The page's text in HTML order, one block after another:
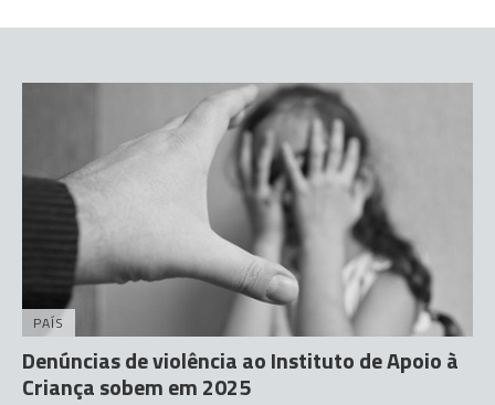
PAÍS
Denúncias de violência ao Instituto de Apoio à
Criança sobem em 2025